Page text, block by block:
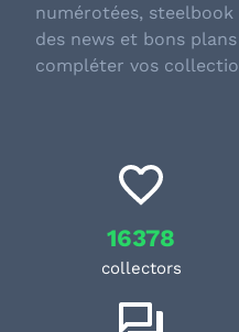
numérotées,
des news et bons
compléter vos
16378
collectors